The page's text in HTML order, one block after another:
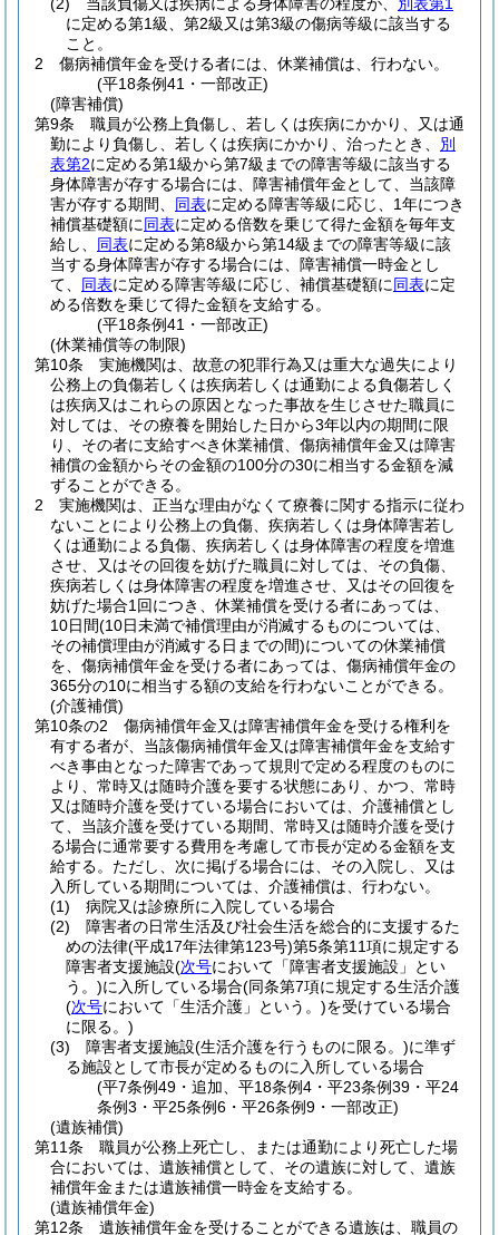
に定める第1級、第2級又は第3級の傷病等級に該当する
こと。
2
傷病補償年金を受ける者には、休業補償は、行わない。
(平18条例41・一部改正)
(障害補償)
第9条
職員が公務上負傷し、若しくは疾病にかかり、又は通
勤により負傷し、若しくは疾病にかかり、治ったとき、 別
表第2に定める第1級から第7級までの障害等級に該当する
身体障害が存する場合には、障害補償年金として、当該障
害が存する期間、 同表に定める障害等級に応じ、1年につき
補償基礎額に同表に定める倍数を乗じて得た金額を毎年支
給し、 同表に定める第8級から第14級までの障害等級に該
当する身体障害が存する場合には、障害補償一時金とし
て、 同表に定める障害等級に応じ、補償基礎額に同表に定
める倍数を乗じて得た金額を支給する。
(平18条例41・一部改正)
(休業補償等の制限)
第10条
実施機関は、故意の犯罪行為又は重大な過失により
公務上の負傷若しくは疾病若しくは通勤による負傷若しく
は疾病又はこれらの原因となった事故を生じさせた職員に
対しては、その療養を開始した日から3年以内の期間に限
り、その者に支給すべき休業補償、傷病補償年金又は障害
補償の金額からその金額の100分の30に相当する金額を減
ずることができる。
2
実施機関は、正当な理由がなくて療養に関する指示に従わ
ないことにより公務上の負傷、疾病若しくは身体障害若し
くは通勤による負傷、疾病若しくは身体障害の程度を増進
させ、又はその回復を妨げた職員に対しては、その負傷、
疾病若しくは身体障害の程度を増進させ、又はその回復を
妨げた場合1回につき、休業補償を受ける者にあっては、
10日間(10日未満で補償理由が消滅するものについては、
その補償理由が消滅する日までの間)についての休業補償
を、傷病補償年金を受ける者にあっては、傷病補償年金の
365分の10に相当する額の支給を行わないことができる。
(介護補償)
第10条の2
傷病補償年金又は障害補償年金を受ける権利を
有する者が、当該傷病補償年金又は障害補償年金を支給す
べき事由となった障害であって規則で定める程度のものに
より、常時又は随時介護を要する状態にあり、かつ、常時
又は随時介護を受けている場合においては、介護補償とし
て、当該介護を受けている期間、常時又は随時介護を受け
る場合に通常要する費用を考慮して市長が定める金額を支
給する。 ただし、次に掲げる場合には、その入院し、又は
入所している期間については、介護補償は、行わない。
(1)
病院又は診療所に入院している場合
(2)
障害者の日常生活及び社会生活を総合的に支援するた
めの法律(平成17年法律第123号)第5条第11項に規定する
障害者支援施設(次号において「障害者支援施設」とい
う。)に入所している場合(同条第7項に規定する生活介護
(次号において「生活介護」という。)を受けている場合
に限る。)
(3)
障害者支援施設(生活介護を行うものに限る。)に準ず
る施設として市長が定めるものに入所している場合
(平7条例49・追加、平18条例4・平23条例39・平24
条例3・平25条例6・平26条例9・一部改正)
(遺族補償)
第11条
職員が公務上死亡し、または通勤により死亡した場
合においては、遺族補償として、その遺族に対して、遺族
補償年金または遺族補償一時金を支給する。
(遺族補償年金)
第12条
遺族補償年金を受けることができる遺族は、職員の